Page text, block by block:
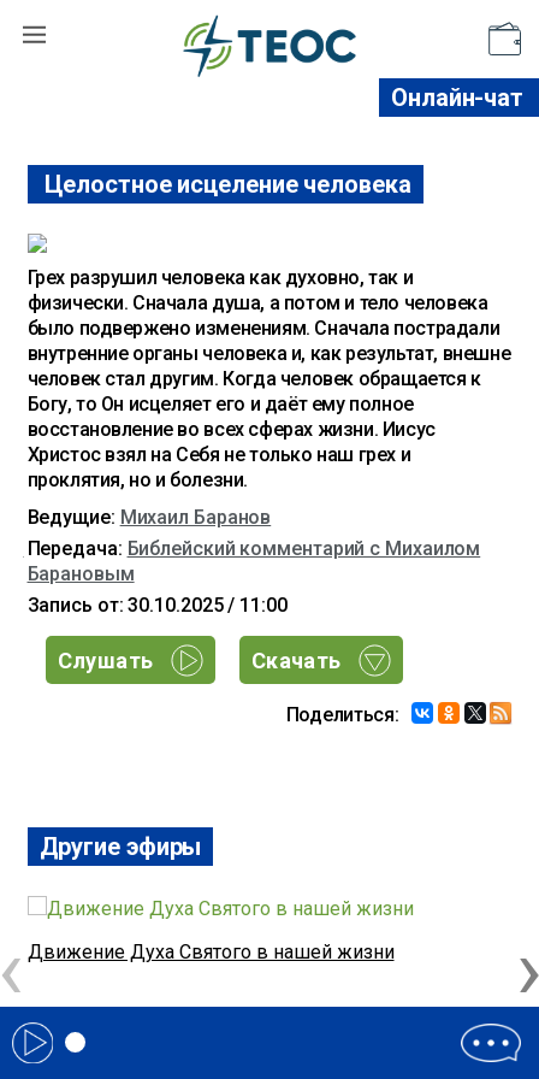
Онлайн-чат
Целостное исцеление человека
Грех разрушил человека как духовно, так и
физически. Сначала душа, а потом и тело человека
было подвержено изменениям. Сначала пострадали
внутренние органы человека и, как результат, внешне
человек стал другим. Когда человек обращается к
Богу, то Он исцеляет его и даёт ему полное
восстановление во всех сферах жизни. Иисус
Христос взял на Себя не только наш грех и
проклятия, но и болезни.
Ведущие: Михаил Баранов
Передача: Библейский комментарий с Михаилом
Барановым
Запись от: 30.10.2025 / 11:00
Слушать Скачать
Поделиться:
Другие эфиры
Движение Духа Святого в нашей жизни